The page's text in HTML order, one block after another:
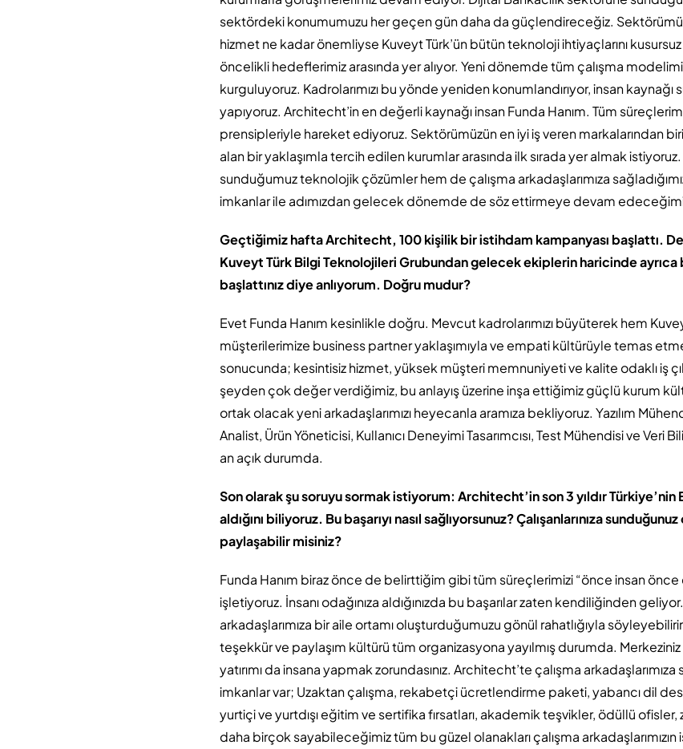
sektördeki konumumuzu her geçen gün daha da güçlendireceğiz.
hizmet ne kadar önemliyse Kuveyt Türk’ün bütün teknoloji ihtiyaçlarını
öncelikli hedeflerimiz arasında yer alıyor. Yeni dönemde tüm çalışma
kurguluyoruz. Kadrolarımızı bu yönde yeniden konumlandırıyor, insan kaynağı
yapıyoruz. Architecht’in en değerli kaynağı insan Funda Hanım. Tüm
prensipleriyle hareket ediyoruz. Sektörümüzün en iyi iş veren markalarından biri
alan bir yaklaşımla tercih edilen kurumlar arasında ilk sırada yer almak
sunduğumuz teknolojik çözümler hem de çalışma arkadaşlarımıza
imkanlar ile adımızdan gelecek dönemde de söz ettirmeye devam
Geçtiğimiz hafta Architecht, 100 kişilik bir istihdam kampanyası başlattı.
Kuveyt Türk Bilgi Teknolojileri Grubundan gelecek ekiplerin haricinde
başlattınız diye anlıyorum. Doğru mudur?
Evet Funda Hanım kesinlikle doğru. Mevcut kadrolarımızı büyüterek hem
müşterilerimize business partner yaklaşımıyla ve empati kültürüyle temas
sonucunda; kesintisiz hizmet, yüksek müşteri memnuniyeti ve kalite odaklı iş
şeyden çok değer verdiğimiz, bu anlayış üzerine inşa ettiğimiz güçlü kurum
ortak olacak yeni arkadaşlarımızı heyecanla aramıza bekliyoruz. Yazılım
Analist, Ürün Yöneticisi, Kullanıcı Deneyimi Tasarımcısı, Test Mühendisi ve Veri
an açık durumda.
Son olarak şu soruyu sormak istiyorum: Architecht’in son 3 yıldır Türkiye’nin
aldığını biliyoruz. Bu başarıyı nasıl sağlıyorsunuz? Çalışanlarınıza
paylaşabilir misiniz?
Funda Hanım biraz önce de belirttiğim gibi tüm süreçlerimizi “önce insan önce
işletiyoruz. İnsanı odağınıza aldığınızda bu başarılar zaten kendiliğinden
arkadaşlarımıza bir aile ortamı oluşturduğumuzu gönül rahatlığıyla
teşekkür ve paylaşım kültürü tüm organizasyona yayılmış durumda.
yatırımı da insana yapmak zorundasınız. Architecht’te çalışma
imkanlar var; Uzaktan çalışma, rekabetçi ücretlendirme paketi, yabancı dil
yurtiçi ve yurtdışı eğitim ve sertifika fırsatları, akademik teşvikler, ödüllü
daha birçok sayabileceğimiz tüm bu güzel olanakları çalışma